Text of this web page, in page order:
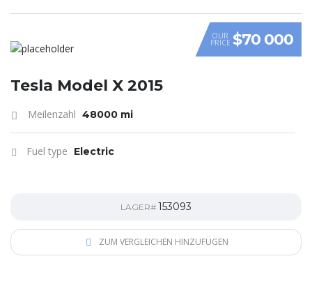
OUR
PRICE $70 000
Tesla Model X 2015
Meilenzahl 48000 mi
Fuel type Electric
LAGER# 153093
ZUM VERGLEICHEN HINZUFÜGEN